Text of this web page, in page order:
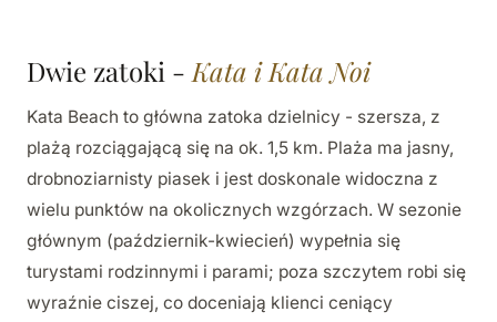
Dwie zatoki - Kata i Kata Noi
Kata Beach to główna zatoka dzielnicy - szersza, z
plażą rozciągającą się na ok. 1,5 km. Plaża ma jasny,
drobnoziarnisty piasek i jest doskonale widoczna z
wielu punktów na okolicznych wzgórzach. W sezonie
głównym (październik-kwiecień) wypełnia się
turystami rodzinnymi i parami; poza szczytem robi się
wyraźnie ciszej, co doceniają klienci ceniący